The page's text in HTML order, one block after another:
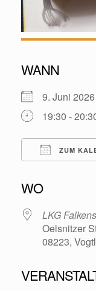
WANN
9. Juni
19:30 -
ZUM
WO
LKG
Oelsnitzer
08223,